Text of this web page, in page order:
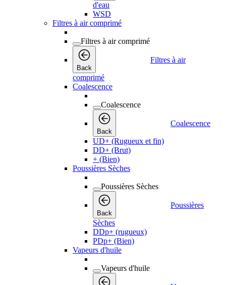
d'eau
WSD
Filtres à air comprimé
Filtres à air comprimé
Back
Filtres à air
comprimé
Coalescence
Coalescence
Back
Coalescence
UD+ (Rugueux et fin)
DD+ (Brut)
+ (Bien)
Poussières Sèches
Poussières Sèches
Back
Poussières
Sèches
DDp+ (rugueux)
PDp+ (Bien)
Vapeurs d'huile
Vapeurs d'huile